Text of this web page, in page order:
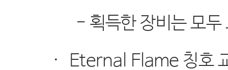
- 획득한 장비는 모두
·
Eternal Flame 칭호